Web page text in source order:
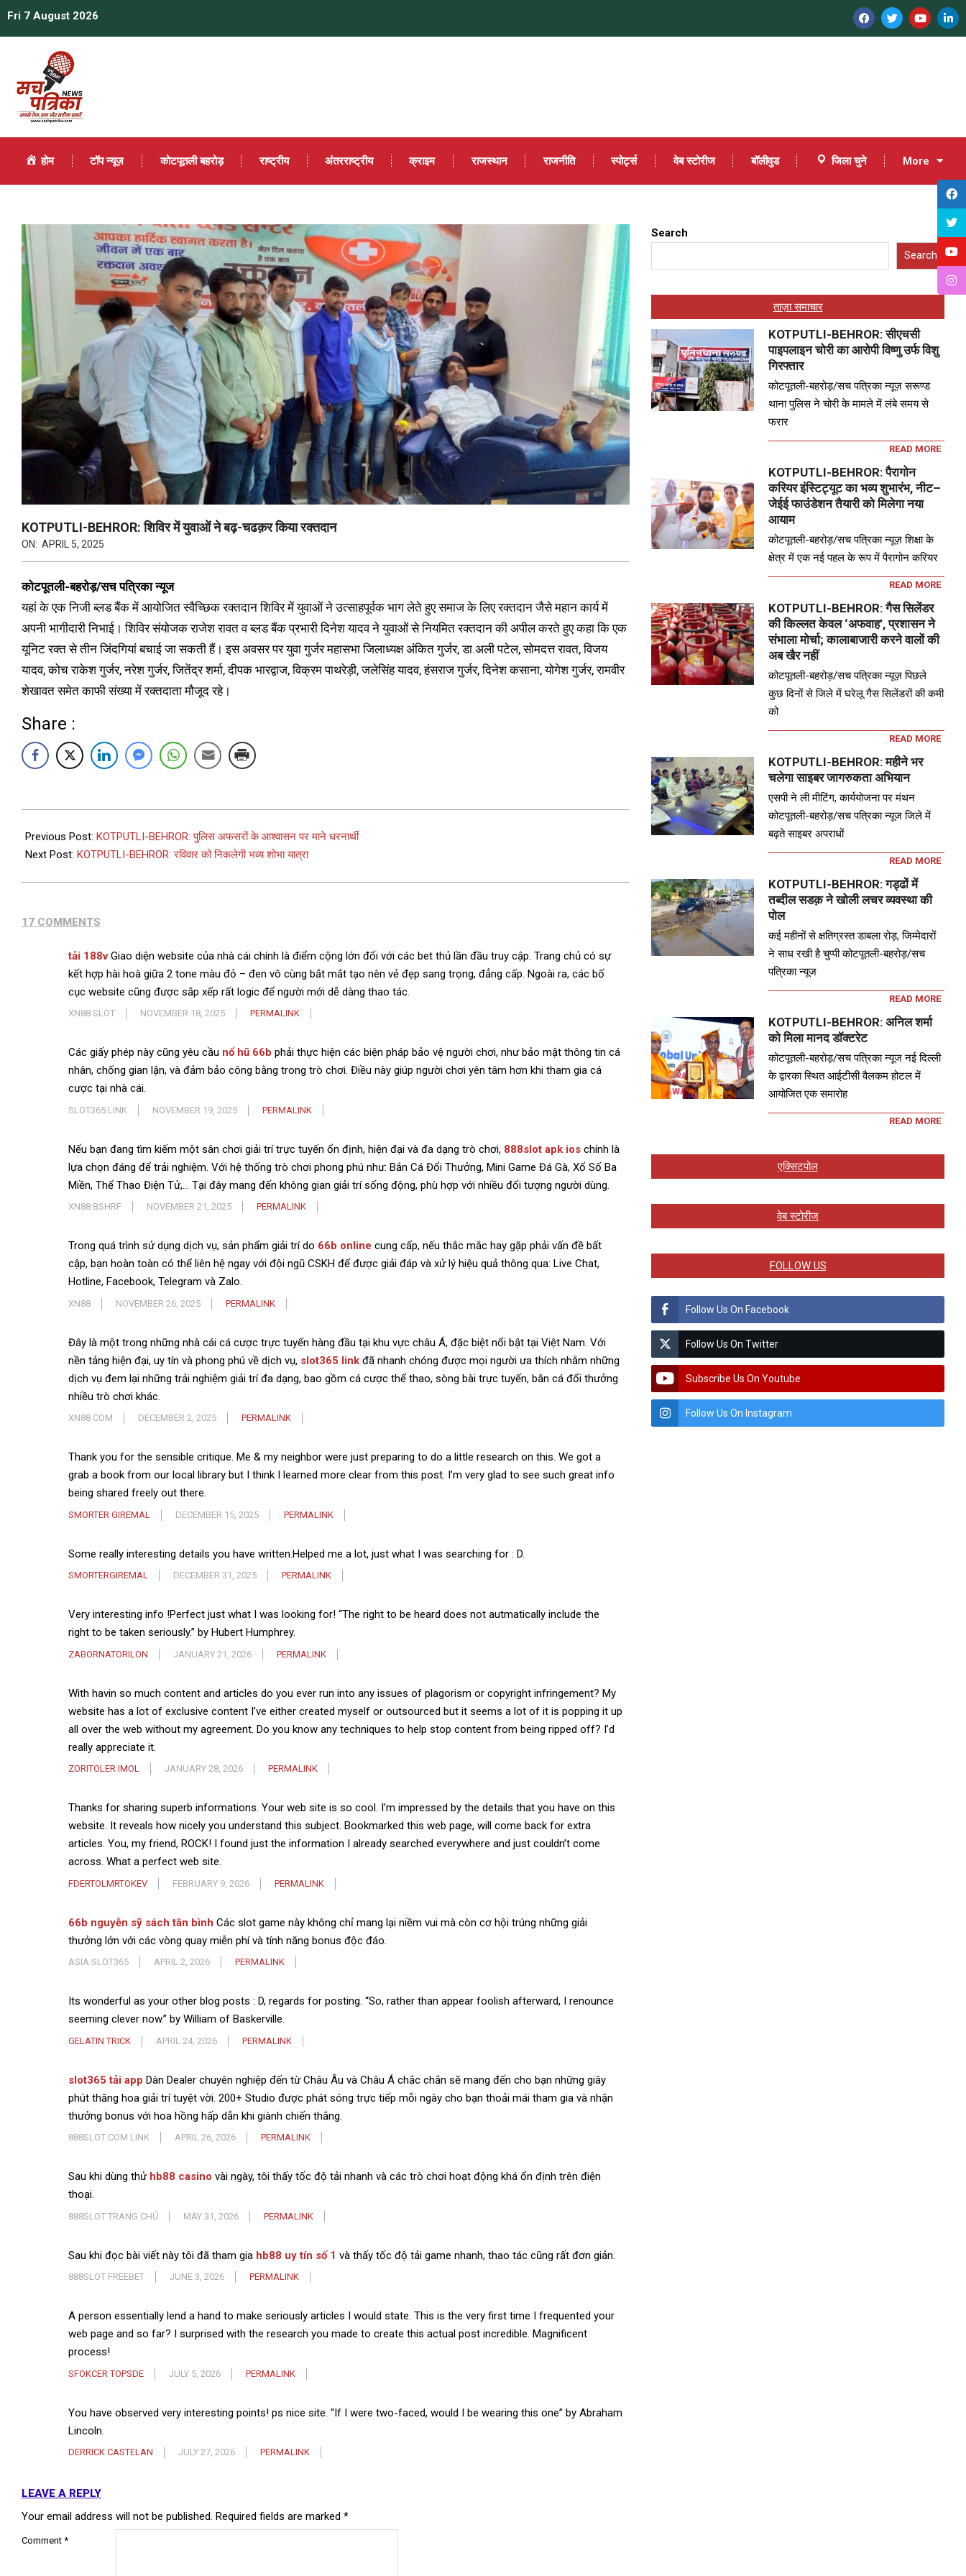
Fri 7 August 2026
होम टॉप न्यूज़ कोटपूतली बहरोड़ राष्ट्रीय अंतरराष्ट्रीय क्राइम राजस्थान राजनीति स्पोर्ट्स वेब स्टोरीज बॉलीवुड जिला चुने More
KOTPUTLI-BEHROR: शिविर में युवाओं ने बढ़-चढक़र किया रक्तदान
ON: APRIL 5, 2025
कोटपूतली-बहरोड़/सच पत्रिका न्यूज
यहां के एक निजी ब्लड बैंक में आयोजित स्वैच्छिक रक्तदान शिविर में युवाओं ने उत्साहपूर्वक भाग लेते हुए समाज के लिए रक्तदान जैसे महान कार्य में
अपनी भागीदारी निभाई। शिविर संयोजक राजेश रावत व ब्लड बैंक प्रभारी दिनेश यादव ने युवाओं से नियमित रक्तदान की अपील करते हुए कहा कि एक
यूनिट रक्त से तीन जिंदगियां बचाई जा सकती हैं। इस अवसर पर युवा गुर्जर महासभा जिलाध्यक्ष अंकित गुर्जर, डा.अली पटेल, सोमदत्त रावत, विजय
यादव, कोच राकेश गुर्जर, नरेश गुर्जर, जितेंद्र शर्मा, दीपक भारद्वाज, विक्रम पाथरेड़ी, जलेसिंह यादव, हंसराज गुर्जर, दिनेश कसाना, योगेश गुर्जर, रामवीर
शेखावत समेत काफी संख्या में रक्तदाता मौजूद रहे।
Share :
Previous Post: KOTPUTLI-BEHROR: पुलिस अफसरों के आश्वासन पर माने धरनार्थी
Next Post: KOTPUTLI-BEHROR: रविवार को निकलेगी भव्य शोभा यात्रा
17 COMMENTS
tải 188vGiao diện website của nhà cái chính là điểm cộng lớn đối với các bet thủ lần đầu truy cập. Trang chủ có sự
kết hợp hài hoà giữa 2 tone màu đỏ – đen vô cùng bắt mắt tạo nên vẻ đẹp sang trọng, đẳng cấp. Ngoài ra, các bố
cục website cũng được sắp xếp rất logic để người mới dễ dàng thao tác.
XN88 SLOT NOVEMBER 18, 2025 PERMALINK
Các giấy phép này cũng yêu cầu nổ hũ 66b phải thực hiện các biện pháp bảo vệ người chơi, như bảo mật thông tin cá
nhân, chống gian lận, và đảm bảo công bằng trong trò chơi. Điều này giúp người chơi yên tâm hơn khi tham gia cá
cược tại nhà cái.
SLOT365 LINK NOVEMBER 19, 2025 PERMALINK
Nếu bạn đang tìm kiếm một sân chơi giải trí trực tuyến ổn định, hiện đại và đa dạng trò chơi, 888slot apk ios chính là
lựa chọn đáng để trải nghiệm. Với hệ thống trò chơi phong phú như: Bắn Cá Đổi Thưởng, Mini Game Đá Gà, Xổ Số Ba
Miền, Thể Thao Điện Tử,… Tại đây mang đến không gian giải trí sống động, phù hợp với nhiều đối tượng người dùng.
XN88 BSHRF NOVEMBER 21, 2025 PERMALINK
Trong quá trình sử dụng dịch vụ, sản phẩm giải trí do 66b online cung cấp, nếu thắc mắc hay gặp phải vấn đề bất
cập, bạn hoàn toàn có thể liên hệ ngay với đội ngũ CSKH để được giải đáp và xử lý hiệu quả thông qua: Live Chat,
Hotline, Facebook, Telegram và Zalo.
XN88 NOVEMBER 26, 2025 PERMALINK
Đây là một trong những nhà cái cá cược trực tuyến hàng đầu tại khu vực châu Á, đặc biệt nổi bật tại Việt Nam. Với
nền tảng hiện đại, uy tín và phong phú về dịch vụ, slot365 link đã nhanh chóng được mọi người ưa thích nhằm những
dịch vụ đem lại những trải nghiệm giải trí đa dạng, bao gồm cá cược thể thao, sòng bài trực tuyến, bắn cá đổi thưởng
nhiều trò chơi khác.
XN88 COM DECEMBER 2, 2025 PERMALINK
Thank you for the sensible critique. Me & my neighbor were just preparing to do a little research on this. We got a
grab a book from our local library but I think I learned more clear from this post. I’m very glad to see such great info
being shared freely out there.
SMORTER GIREMAL DECEMBER 15, 2025 PERMALINK
Some really interesting details you have written.Helped me a lot, just what I was searching for : D.
SMORTERGIREMAL DECEMBER 31, 2025 PERMALINK
Very interesting info !Perfect just what I was looking for! “The right to be heard does not autmatically include the
right to be taken seriously.” by Hubert Humphrey.
ZABORNATORILON JANUARY 21, 2026 PERMALINK
With havin so much content and articles do you ever run into any issues of plagorism or copyright infringement? My
website has a lot of exclusive content I’ve either created myself or outsourced but it seems a lot of it is popping it up
all over the web without my agreement. Do you know any techniques to help stop content from being ripped off? I’d
really appreciate it.
ZORITOLER IMOL JANUARY 28, 2026 PERMALINK
Thanks for sharing superb informations. Your web site is so cool. I’m impressed by the details that you have on this
website. It reveals how nicely you understand this subject. Bookmarked this web page, will come back for extra
articles. You, my friend, ROCK! I found just the information I already searched everywhere and just couldn’t come
across. What a perfect web site.
FDERTOLMRTOKEV FEBRUARY 9, 2026 PERMALINK
66b nguyễn sỹ sách tân bình Các slot game này không chỉ mang lại niềm vui mà còn cơ hội trúng những giải
thưởng lớn với các vòng quay miễn phí và tính năng bonus độc đáo.
ASIA SLOT365 APRIL 2, 2026 PERMALINK
Its wonderful as your other blog posts : D, regards for posting. “So, rather than appear foolish afterward, I renounce
seeming clever now.” by William of Baskerville.
GELATIN TRICK APRIL 24, 2026 PERMALINK
slot365 tải app Dàn Dealer chuyên nghiệp đến từ Châu Âu và Châu Á chắc chắn sẽ mang đến cho bạn những giây
phút thăng hoa giải trí tuyệt vời. 200+ Studio được phát sóng trực tiếp mỗi ngày cho bạn thoải mái tham gia và nhận
thưởng bonus với hoa hồng hấp dẫn khi giành chiến thắng.
888SLOT COM LINK APRIL 26, 2026 PERMALINK
Sau khi dùng thử hb88 casino vài ngày, tôi thấy tốc độ tải nhanh và các trò chơi hoạt động khá ổn định trên điện
thoại.
888SLOT TRANG CHỦ MAY 31, 2026 PERMALINK
Sau khi đọc bài viết này tôi đã tham gia hb88 uy tín số 1 và thấy tốc độ tải game nhanh, thao tác cũng rất đơn giản.
888SLOT FREEBET JUNE 3, 2026 PERMALINK
A person essentially lend a hand to make seriously articles I would state. This is the very first time I frequented your
web page and so far? I surprised with the research you made to create this actual post incredible. Magnificent
process!
SFOKCER TOPSDE JULY 5, 2026 PERMALINK
You have observed very interesting points! ps nice site. “If I were two-faced, would I be wearing this one” by Abraham
Lincoln.
DERRICK CASTELAN JULY 27, 2026 PERMALINK
LEAVE A REPLY
Your email address will not be published. Required fields are marked *
Comment *
Search
Search
ताज़ा समाचार
KOTPUTLI-BEHROR: सीएचसी
पाइपलाइन चोरी का आरोपी विष्णु उर्फ विशु
गिरफ्तार
कोटपूतली-बहरोड़/सच पत्रिका न्यूज़ सरूण्ड
थाना पुलिस ने चोरी के मामले में लंबे समय से
फरार
READ MORE
KOTPUTLI-BEHROR: पैरागोन
करियर इंस्टिट्यूट का भव्य शुभारंभ, नीट–
जेईई फाउंडेशन तैयारी को मिलेगा नया
आयाम
कोटपूतली-बहरोड़/सच पत्रिका न्यूज़ शिक्षा के
क्षेत्र में एक नई पहल के रूप में पैरागोन करियर
READ MORE
KOTPUTLI-BEHROR: गैस सिलेंडर
की किल्लत केवल ‘अफवाह’, प्रशासन ने
संभाला मोर्चा; कालाबाजारी करने वालों की
अब खैर नहीं
कोटपूतली-बहरोड़/सच पत्रिका न्यूज़ पिछले
कुछ दिनों से जिले में घरेलू गैस सिलेंडरों की कमी
को
READ MORE
KOTPUTLI-BEHROR: महीने भर
चलेगा साइबर जागरुकता अभियान
एसपी ने ली मीटिंग, कार्ययोजना पर मंथन
कोटपूतली-बहरोड़/सच पत्रिका न्यूज जिले में
बढ़ते साइबर अपराधों
READ MORE
KOTPUTLI-BEHROR: गड्ढों में
तब्दील सडक़ ने खोली लचर व्यवस्था की
पोल
कई महीनों से क्षतिग्रस्त डाबला रोड़, जिम्मेदारों
ने साध रखी है चुप्पी कोटपूतली-बहरोड़/सच
पत्रिका न्यूज
READ MORE
KOTPUTLI-BEHROR: अनिल शर्मा
को मिला मानद डॉक्टरेट
कोटपूतली-बहरोड़/सच पत्रिका न्यूज नई दिल्ली
के द्वारका स्थित आईटीसी वैलकम होटल में
आयोजित एक समारोह
READ MORE
एक्सिटपोल
वेब स्टोरीज
FOLLOW US
Follow Us On Facebook
Follow Us On Twitter
Subscribe Us On Youtube
Follow Us On Instagram